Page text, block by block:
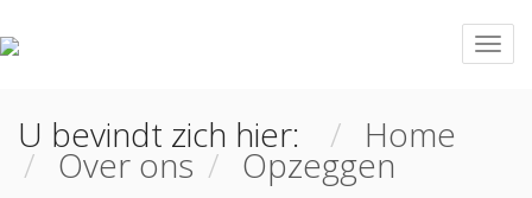
U bevindt zich hier: Home
Over ons Opzeggen